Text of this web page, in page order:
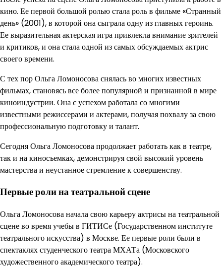
кино. Ее первой большой ролью стала роль в фильме «Странный
день» (2001), в которой она сыграла одну из главных героинь.
Ее выразительная актерская игра привлекла внимание зрителей
и критиков, и она стала одной из самых обсуждаемых актрис
своего времени.
С тех пор Ольга Ломоносова снялась во многих известных
фильмах, становясь все более популярной и признанной в мире
киноиндустрии. Она с успехом работала со многими
известными режиссерами и актерами, получая похвалу за свою
профессиональную подготовку и талант.
Сегодня Ольга Ломоносова продолжает работать как в театре,
так и на киносъемках, демонстрируя свой высокий уровень
мастерства и неустанное стремление к совершенству.
Первые роли на театральной сцене
Ольга Ломоносова начала свою карьеру актрисы на театральной
сцене во время учебы в ГИТИСе (Государственном институте
театрального искусства) в Москве. Ее первые роли были в
спектаклях студенческого театра МХАТа (Московского
художественного академического театра).